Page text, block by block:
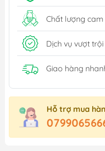
Chất lượng
Dịch vụ vượt trội
Giao hàng
Hỗ trợ mua